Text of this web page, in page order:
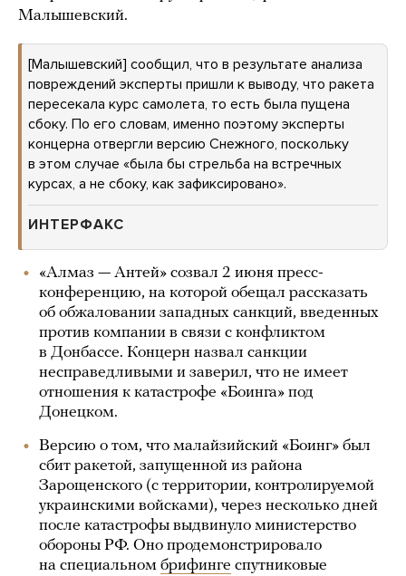
Малышевский.
[Малышевский] сообщил, что в результате анализа
повреждений эксперты пришли к выводу, что ракета
пересекала курс самолета, то есть была пущена
сбоку. По его словам, именно поэтому эксперты
концерна отвергли версию Снежного, поскольку
в этом случае «была бы стрельба на встречных
курсах, а не сбоку, как зафиксировано».
ИНТЕРФАКС
«Алмаз — Антей» созвал 2 июня пресс-
конференцию, на которой обещал рассказать
об обжаловании западных санкций, введенных
против компании в связи с конфликтом
в Донбассе. Концерн назвал санкции
несправедливыми и заверил, что не имеет
отношения к катастрофе «Боинга» под
Донецком.
Версию о том, что малайзийский «Боинг» был
сбит ракетой, запущенной из района
Зарощенского (с территории, контролируемой
украинскими войсками), через несколько дней
после катастрофы выдвинуло министерство
обороны РФ. Оно продемонстрировало
на специальном брифинге спутниковые